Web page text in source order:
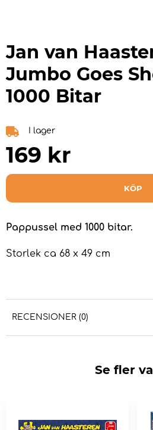
Jan van
Jumbo Goes
1000 Bitar
I lager
169 kr
KÖP
Pappussel med 1000 bitar.
Storlek ca 68 x 49 cm
RECENSIONER (0)
Se fler